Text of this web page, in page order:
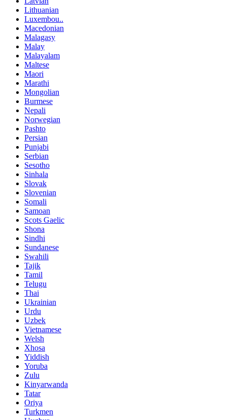
Lithuanian
Luxembou..
Macedonian
Malagasy
Malay
Malayalam
Maltese
Maori
Marathi
Mongolian
Burmese
Nepali
Norwegian
Pashto
Persian
Punjabi
Serbian
Sesotho
Sinhala
Slovak
Slovenian
Somali
Samoan
Scots Gaelic
Shona
Sindhi
Sundanese
Swahili
Tajik
Tamil
Telugu
Thai
Ukrainian
Urdu
Uzbek
Vietnamese
Welsh
Xhosa
Yiddish
Yoruba
Zulu
Kinyarwanda
Tatar
Oriya
Turkmen